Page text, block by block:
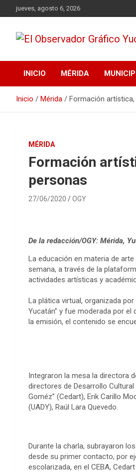
Saltar
al
jueves, agosto 6, 2026
El
Yucatán
INICIO MÉRIDA
Inicio Mérida Formación
MÉRIDA
Formación
personas
27/06/2020 OGY
De la redacción/OGY: Mérida,
La educación en materia de
semana, a través de la
actividades artísticas y
La plática virtual, organizada
Yucatán” y fue moderada por el
la emisión, el contenido se
Integraron la mesa la directora
directores de Desarrollo Cultural
Goméz” (Cedart), Erik Carillo
(UADY), Raúl Lara Quevedo.
Durante la charla, subrayaron
desde su primer contacto, por
escolarizada, en el CEBA,